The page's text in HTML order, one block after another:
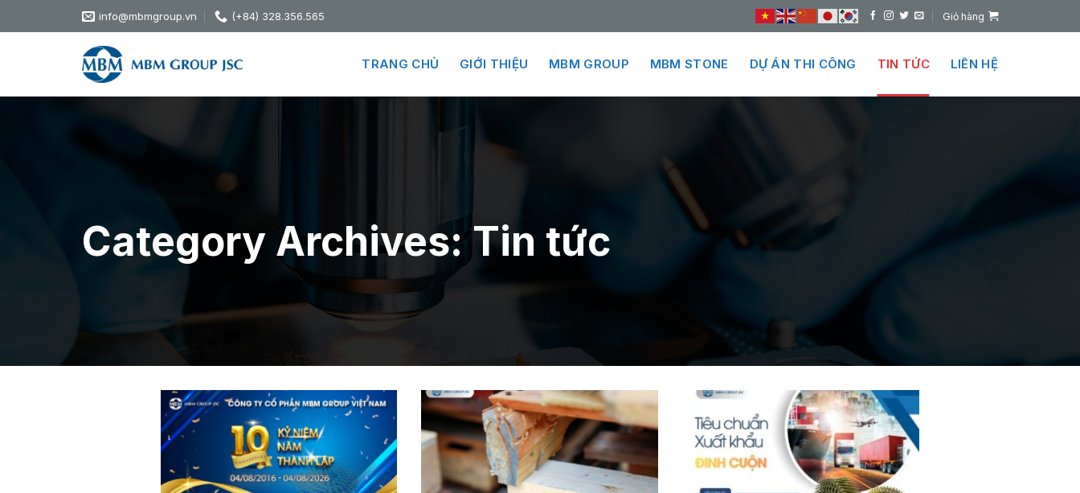
info@mbmgroup.vn (+84) 328.356.565 Giỏ hàng
TRANG CHỦ GIỚI THIỆU MBM GROUP MBM STONE DỰ ÁN THI CÔNG TIN TỨC LIÊN HỆ
Category Archives:Tin tức